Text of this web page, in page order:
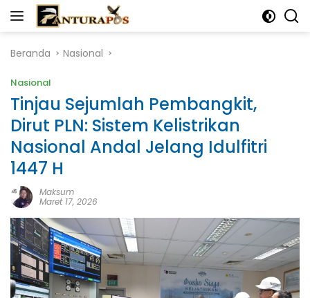
Langsung
Beranda
Nasional
Nasional
Tinjau Sejumlah Pembangkit,
Dirut PLN: Sistem Kelistrikan
Nasional Andal Jelang Idulfitri
1447 H
Maksum
Maret 17, 2026